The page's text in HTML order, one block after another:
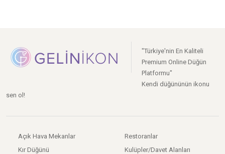
"Türkiye'nin En Kaliteli
Premium Online Düğün
Platformu"
Kendi düğününün ikonu
sen ol!
Açık Hava Mekanlar
Kır Düğünü
Restoranlar
Kulüpler/Davet Alanları